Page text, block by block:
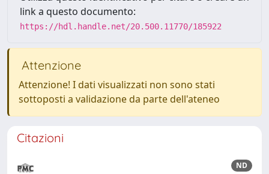
link a questo documento:
https://hdl.handle.net/20.500.11770/185922
Attenzione
Attenzione! I dati visualizzati non sono stati
sottoposti a validazione da parte dell'ateneo
Citazioni
ND